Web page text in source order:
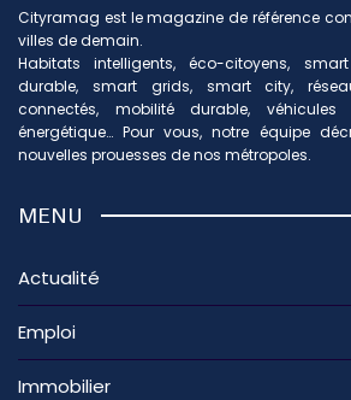
Cityramag est le magazine de référence
villes de demain.
Habitats intelligents, éco-citoyens,
durable, smart grids, smart city,
connectés, mobilité durable, véhicules
énergétique… Pour vous, notre équipe
nouvelles prouesses de nos métropoles.
MENU
Actualité
Emploi
Immobilier